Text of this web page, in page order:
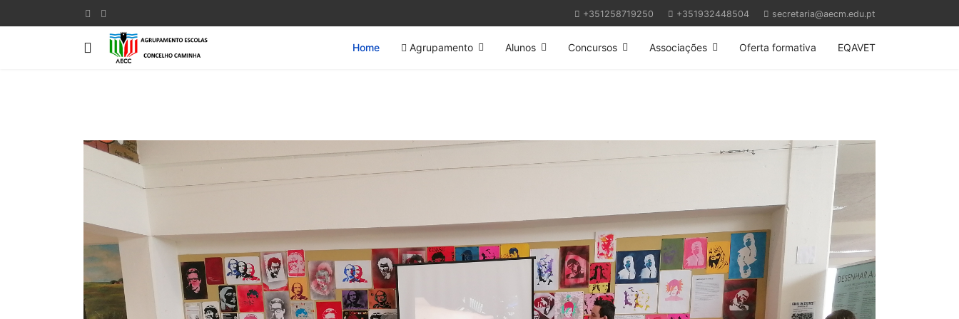
+351258719250 +351932448504 secretaria@aecm.edu.pt
Home Agrupamento Alunos Concursos Associações Oferta formativa EQAVET